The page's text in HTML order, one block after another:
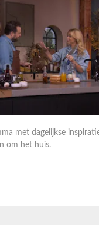
met dagelijkse
om het huis.